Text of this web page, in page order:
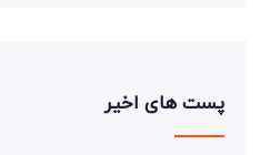
پست های اخیر